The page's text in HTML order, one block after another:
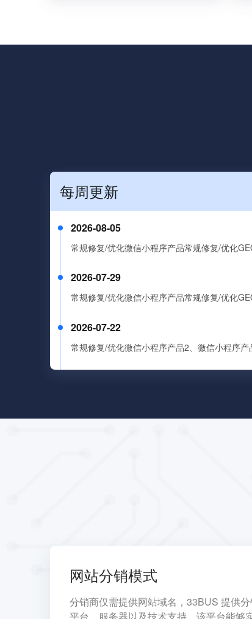
每周更新
2026-08-05
2026-07-29
2026-07-22
网站分销模式
分销商仅需提供网站域名，33BUS 提供